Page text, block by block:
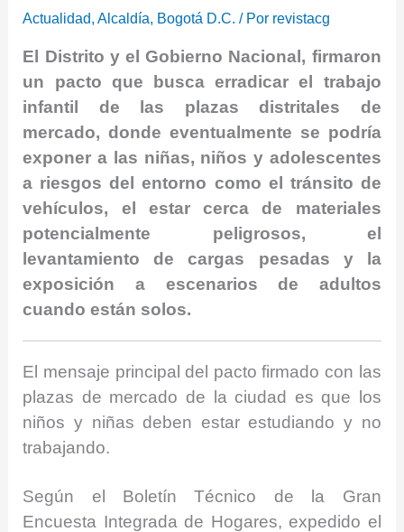
Actualidad,Alcaldía, Bogotá D.C. / Por revistacg
El Distrito y el Gobierno Nacional, firmaron
un pacto que busca erradicar el trabajo
infantil de las plazas distritales de
mercado, donde eventualmente se podría
exponer a las niñas, niños y adolescentes
a riesgos del entorno como el tránsito de
vehículos, el estar cerca de materiales
potencialmente peligrosos, el
levantamiento de cargas pesadas y la
exposición a escenarios de adultos
cuando están solos.
El mensaje principal del pacto firmado con las
plazas de mercado de la ciudad es que los
niños y niñas deben estar estudiando y no
trabajando.
Según el Boletín Técnico de la Gran
Encuesta Integrada de Hogares, expedido el